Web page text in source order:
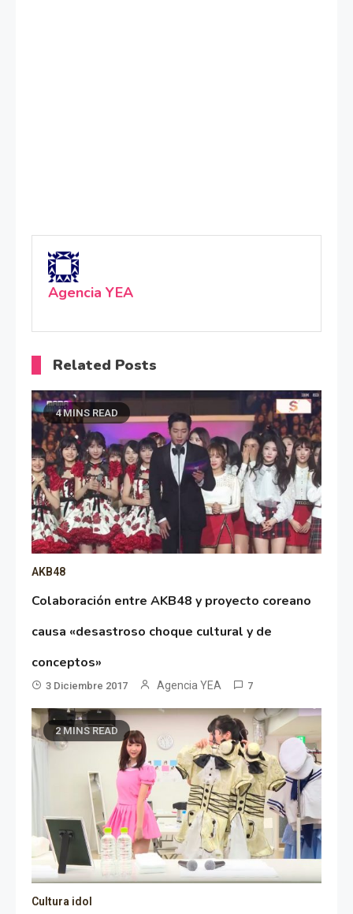
Agencia YEA
Related Posts
4 MINS READ
AKB48
Colaboración entre AKB48 y proyecto coreano
causa «desastroso choque cultural y de
conceptos»
3 Diciembre 2017 Agencia YEA 7
2 MINS READ
Cultura idol